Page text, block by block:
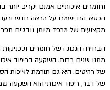
וחומרים איכותיים אמנם יקרים
הכסא. הם ישמרו על מראה חדש
מקצועית של מרפד מיומן תבטיח
הבחירה הנכונה של חומרים
ממנו שנים רבות. השקעה בריפוד
של רהיטים. היא גם תורמת לאיכות
של דבר, ריפוד איכותי הוא השקעה